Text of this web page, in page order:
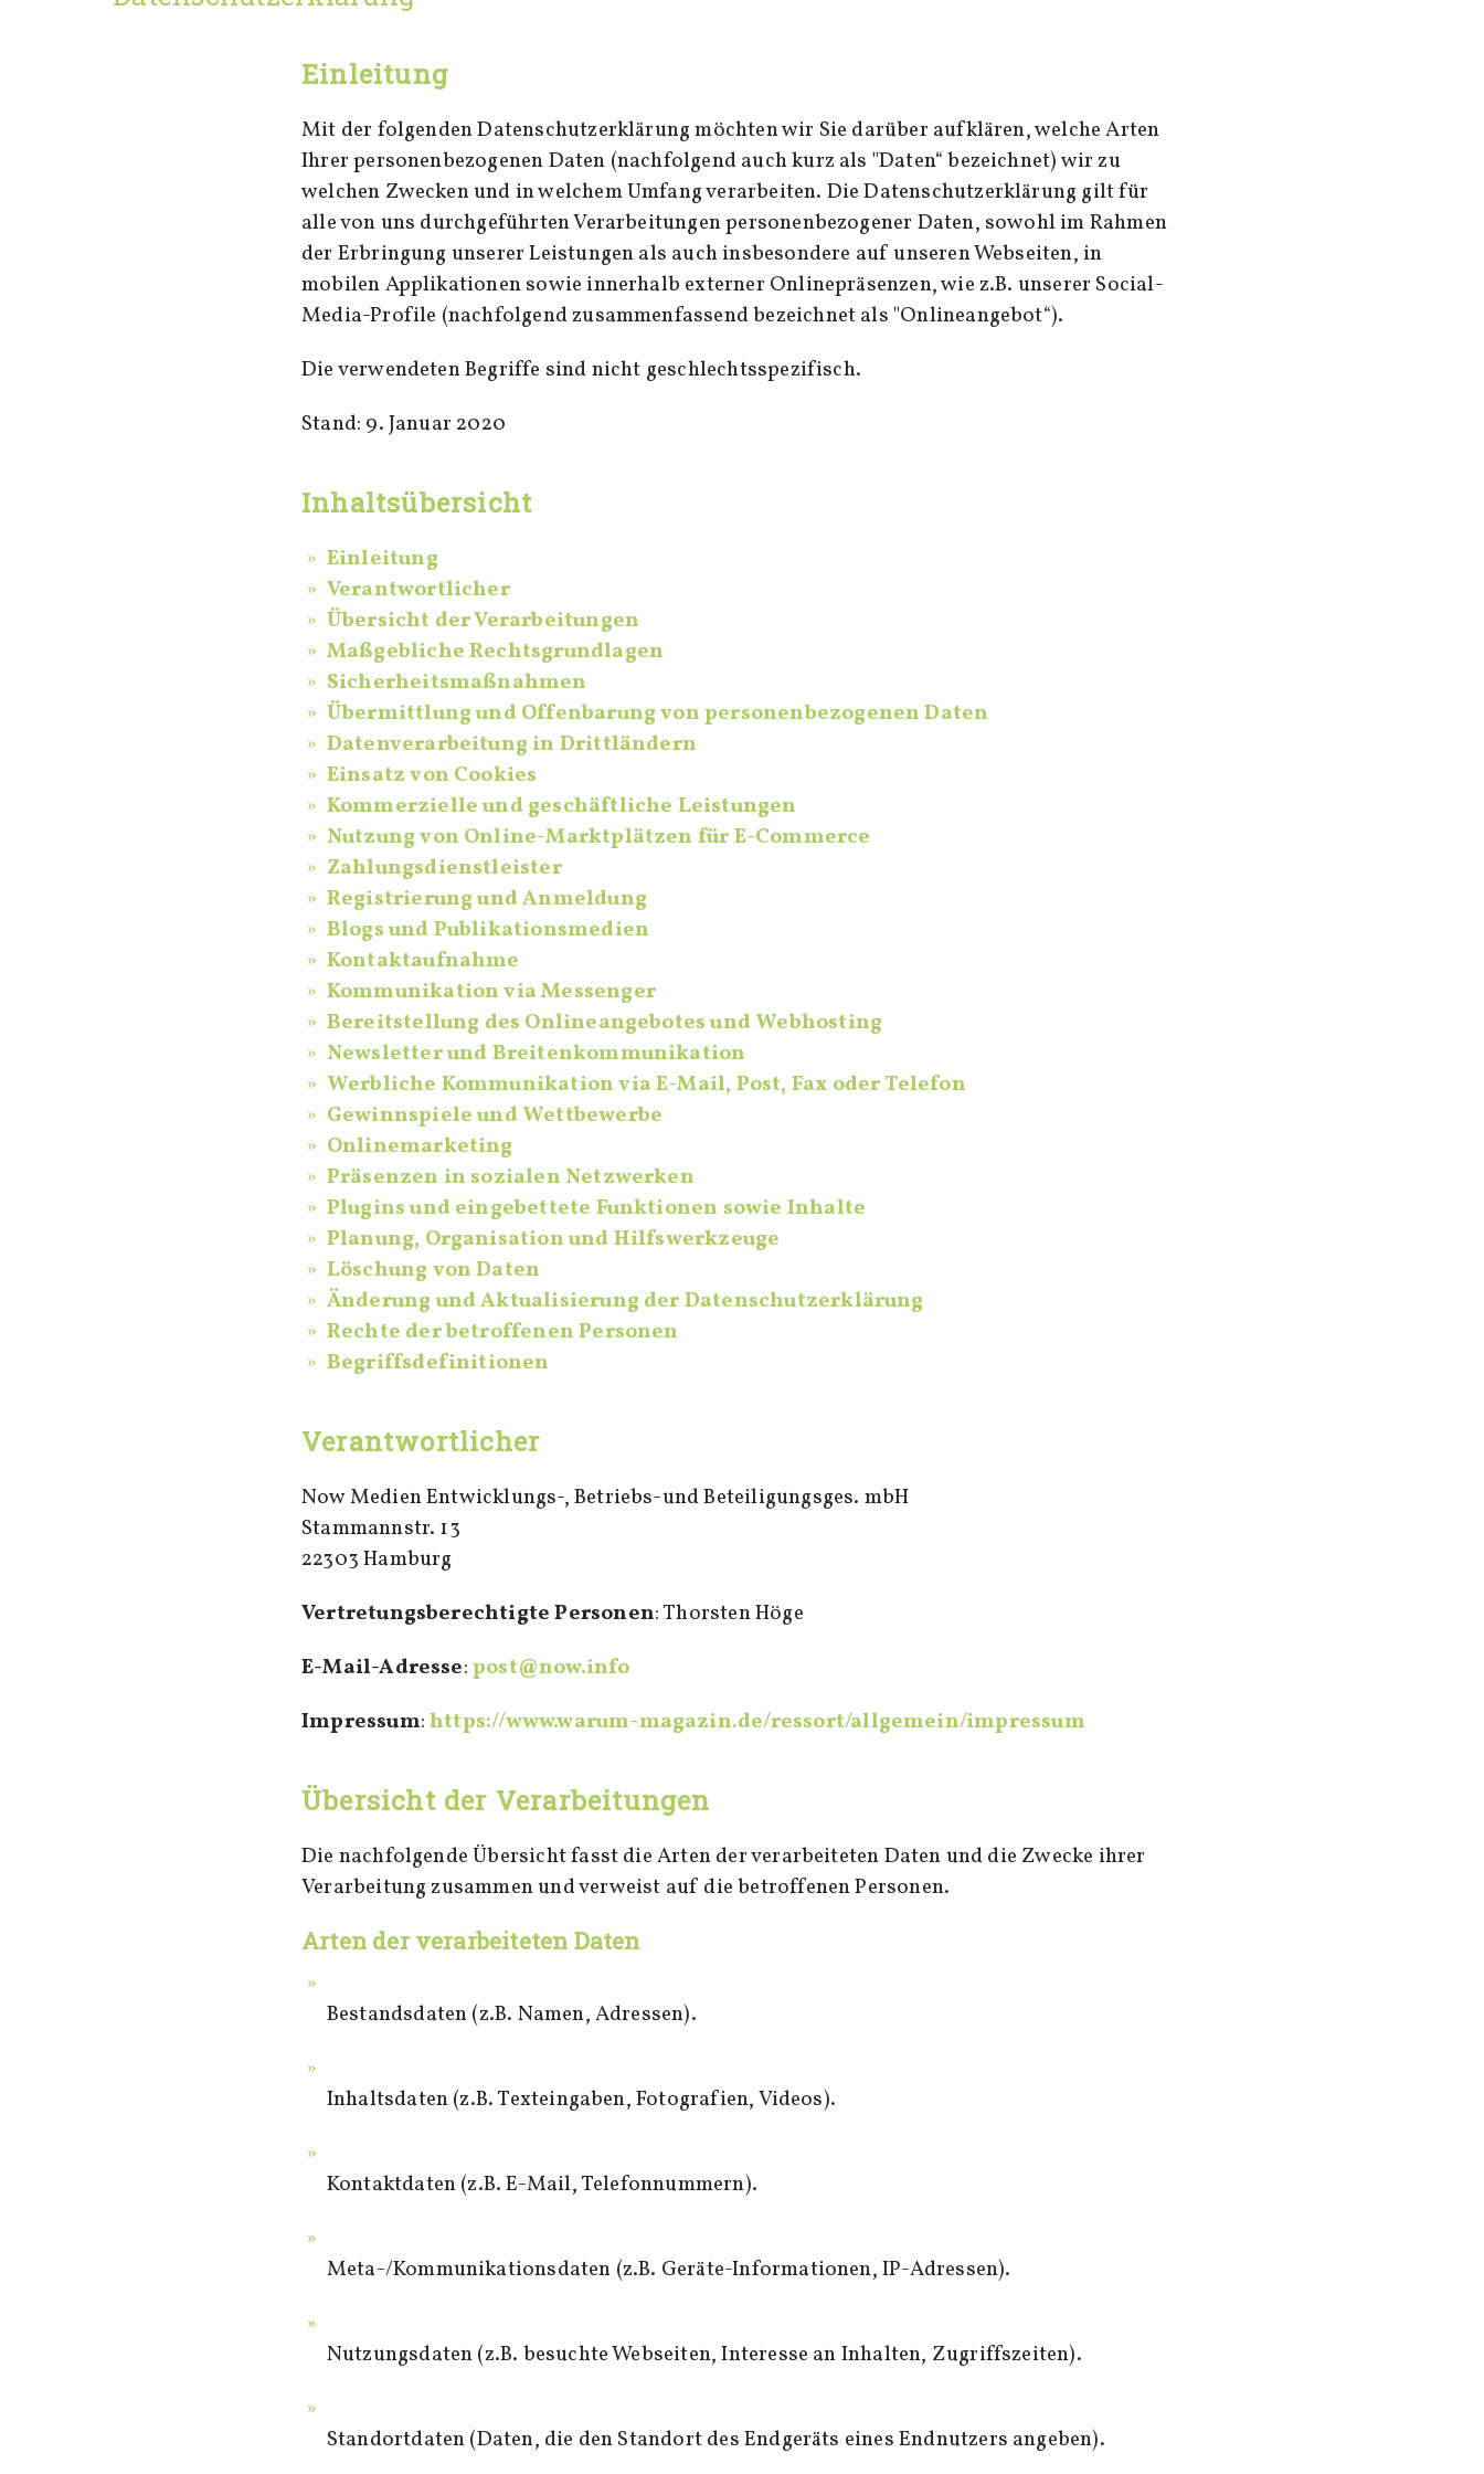
Einleitung
Mit der folgenden Datenschutzerklärung möchten wir Sie darüber aufklären, welche Arten
Ihrer personenbezogenen Daten (nachfolgend auch kurz als "Daten“ bezeichnet) wir zu
welchen Zwecken und in welchem Umfang verarbeiten. Die Datenschutzerklärung gilt für
alle von uns durchgeführten Verarbeitungen personenbezogener Daten, sowohl im Rahmen
der Erbringung unserer Leistungen als auch insbesondere auf unseren Webseiten, in
mobilen Applikationen sowie innerhalb externer Onlinepräsenzen, wie z.B. unserer Social-
Media-Profile (nachfolgend zusammenfassend bezeichnet als "Onlineangebot“).
Die verwendeten Begriffe sind nicht geschlechtsspezifisch.
Stand: 9. Januar 2020
Inhaltsübersicht
Einleitung
Verantwortlicher
Übersicht der Verarbeitungen
Maßgebliche Rechtsgrundlagen
Sicherheitsmaßnahmen
Übermittlung und Offenbarung von personenbezogenen Daten
Datenverarbeitung in Drittländern
Einsatz von Cookies
Kommerzielle und geschäftliche Leistungen
Nutzung von Online-Marktplätzen für E-Commerce
Zahlungsdienstleister
Registrierung und Anmeldung
Blogs und Publikationsmedien
Kontaktaufnahme
Kommunikation via Messenger
Bereitstellung des Onlineangebotes und Webhosting
Newsletter und Breitenkommunikation
Werbliche Kommunikation via E-Mail, Post, Fax oder Telefon
Gewinnspiele und Wettbewerbe
Onlinemarketing
Präsenzen in sozialen Netzwerken
Plugins und eingebettete Funktionen sowie Inhalte
Planung, Organisation und Hilfswerkzeuge
Löschung von Daten
Änderung und Aktualisierung der Datenschutzerklärung
Rechte der betroffenen Personen
Begriffsdefinitionen
Verantwortlicher
Now Medien Entwicklungs-, Betriebs-und Beteiligungsges. mbH
Stammannstr. 13
22303 Hamburg
Vertretungsberechtigte Personen: Thorsten Höge
E-Mail-Adresse:post@now.info
Impressum:https://www.warum-magazin.de/ressort/allgemein/impressum
Übersicht der Verarbeitungen
Die nachfolgende Übersicht fasst die Arten der verarbeiteten Daten und die Zwecke ihrer
Verarbeitung zusammen und verweist auf die betroffenen Personen.
Arten der verarbeiteten Daten
Bestandsdaten (z.B. Namen, Adressen).
Inhaltsdaten (z.B. Texteingaben, Fotografien, Videos).
Kontaktdaten (z.B. E-Mail, Telefonnummern).
Meta-/Kommunikationsdaten (z.B. Geräte-Informationen, IP-Adressen).
Nutzungsdaten (z.B. besuchte Webseiten, Interesse an Inhalten, Zugriffszeiten).
Standortdaten (Daten, die den Standort des Endgeräts eines Endnutzers angeben).